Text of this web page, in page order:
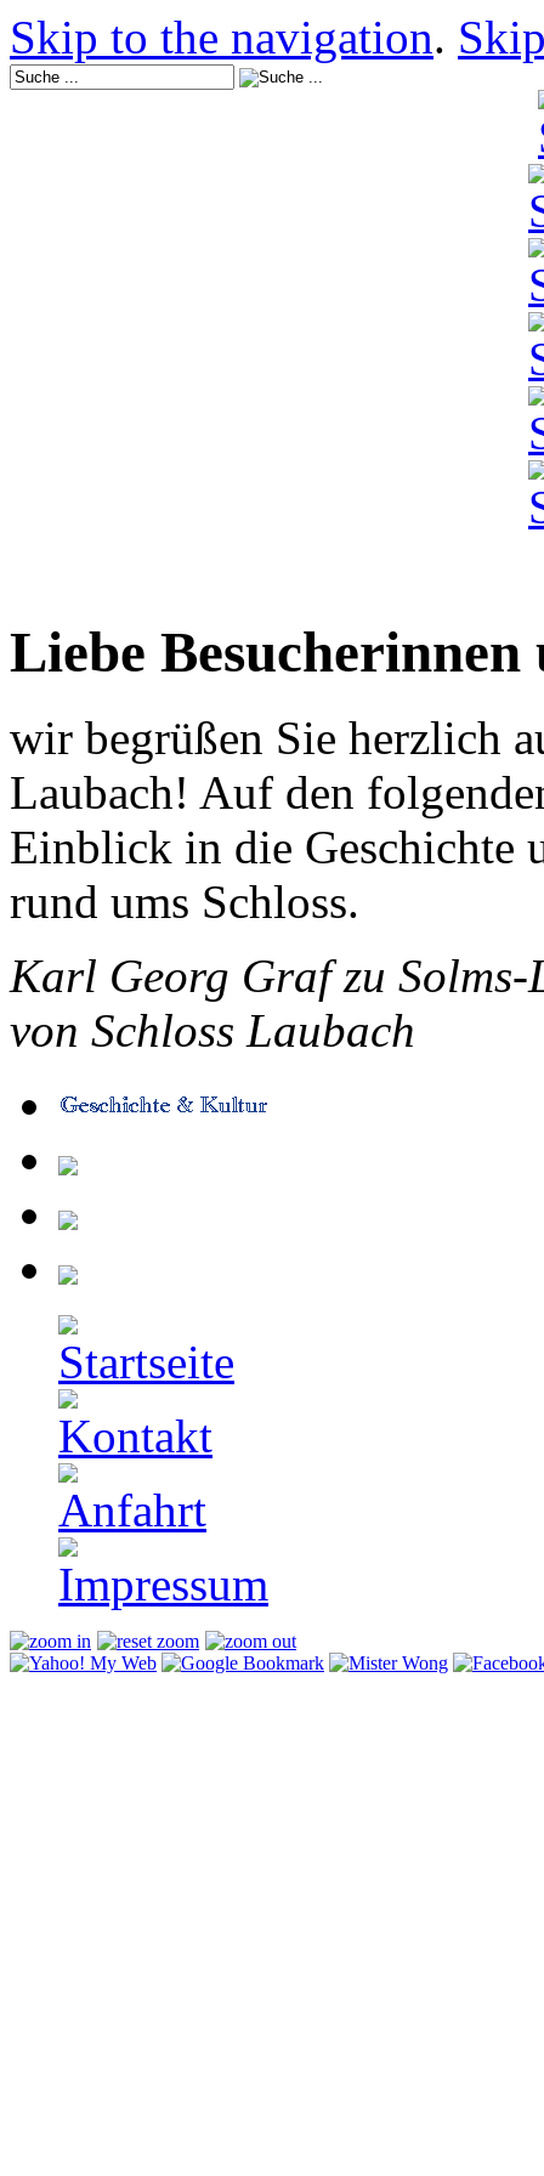
Skip to the navigation.
Liebe Besucherinnen
wir begrüßen Sie herzlich
Laubach! Auf den
Einblick in die Geschichte
rund ums Schloss.
Karl Georg Graf zu Solms-
von Schloss Laubach